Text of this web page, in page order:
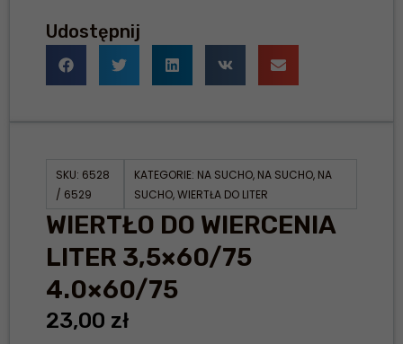
Udostępnij
SKU: 6528
/ 6529
KATEGORIE: NA SUCHO, NA SUCHO, NA
SUCHO,WIERTŁA DO LITER
WIERTŁO DO WIERCENIA
LITER 3,5×60/75
4.0×60/75
23,00 zł